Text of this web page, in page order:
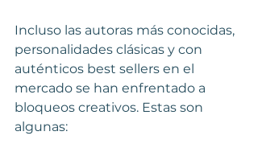
Incluso las autoras más conocidas,
personalidades clásicas y con
auténticos best sellers en el
mercado se han enfrentado a
bloqueos creativos. Estas son
algunas: